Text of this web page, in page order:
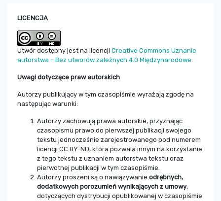
LICENCJA
Utwór dostępny jest na licencji Creative Commons Uznanie
autorstwa – Bez utworów zależnych 4.0 Międzynarodowe.
Uwagi dotyczące praw autorskich
Autorzy publikujący w tym czasopiśmie wyrażają zgodę na
następując warunki:
Autorzy zachowują prawa autorskie, przyznając
czasopismu prawo do pierwszej publikacji swojego
tekstu jednocześnie zarejestrowanego pod numerem
licencji CC BY-ND, która pozwala innym na korzystanie
z tego tekstu z uznaniem autorstwa tekstu oraz
pierwotnej publikacji w tym czasopiśmie.
Autorzy proszeni są o nawiązywanie odrębnych,
dodatkowych porozumień wynikających z umowy,
dotyczących dystrybucji opublikowanej w czasopiśmie